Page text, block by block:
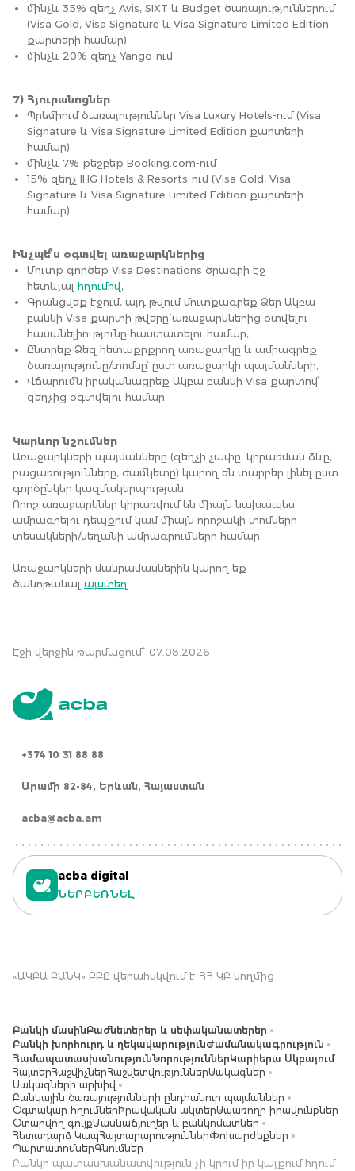
մինչև 35% զեղչ Avis, SIXT և Budget ծառայություններում
(Visa Gold, Visa Signature և Visa Signature Limited Edition
քարտերի համար)
մինչև 20% զեղչ Yango-ում
7) Հյուրանոցներ
Պրեմիում ծառայություններ Visa Luxury Hotels-ում (Visa
Signature և Visa Signature Limited Edition քարտերի
համար)
մինչև 7% քեշբեք Booking.com-ում
15% զեղչ IHG Hotels & Resorts-ում (Visa Gold, Visa
Signature և Visa Signature Limited Edition քարտերի
համար)
Ինչպե՞ս օգտվել առաջարկներից
Մուտք գործեք Visa Destinations ծրագրի էջ
հետևյալ հղումով,
Գրանցվեք էջում, այդ թվում մուտքագրեք Ձեր Ակբա
բանկի Visa քարտի թվերը` առաջարկներից օտվելու
հասանելիությունը հաստատելու համար,
Ընտրեք Ձեզ հետաքրքրող առաջարկը և ամրագրեք
ծառայությունը/տոմսը՝ ըստ առաջարկի պայմանների,
Վճարումն իրականացրեք Ակբա բանկի Visa քարտով՝
զեղչից օգտվելու համար:
Կարևոր նշումներ
Առաջարկների պայմանները (զեղչի չափը, կիրառման ձևը,
բացառությունները, ժամկետը) կարող են տարբեր լինել ըստ
գործընկեր կազմակերպության։
Որոշ առաջարկներ կիրառվում են միայն նախապես
ամրագրելու դեպքում կամ միայն որոշակի տոմսերի
տեսակների/սեղանի ամրագրումների համար։
Առաջարկների մանրամասներին կարող եք
ծանոթանալ այստեղ:
Էջի վերջին թարմացում՝ 07.08.2026
+374 10 31 88 88
Արամի 82-84, Երևան, Հայաստան
acba@acba.am
acba digital
ՆԵՐԲԵՌՆԵԼ
«ԱԿԲԱ ԲԱՆԿ» ԲԲԸ վերահսկվում է ՀՀ ԿԲ կողմից
Բանկի մասինԲաժնետերեր և սեփականատերեր
Բանկի խորհուրդ և ղեկավարությունԺամանակագրություն
ՀամապատասխանությունՆորություններԿարիերա Ակբայում
ՀայտերՀաշվիչներՀաշվետվություններՍակագներ
Սակագների արխիվ
Բանկային ծառայությունների ընդհանուր պայմաններ
Օգտակար հղումներԻրավական ակտերՍպառողի իրավունքներ
Օտարվող գույքՄասնաճյուղեր և բանկոմատներ
Հետադարձ ԿապՀայտարարություններՓոխարժեքներ
ՊարտատոմսերԳնումներ
Բանկը պատասխանատվություն չի կրում իր կայքում հղում